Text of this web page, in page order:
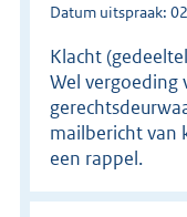
Datum uitspraak:
Klacht
Wel vergoeding
mailbericht van
een rappel.